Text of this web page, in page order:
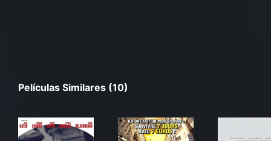
Películas Similares (10)